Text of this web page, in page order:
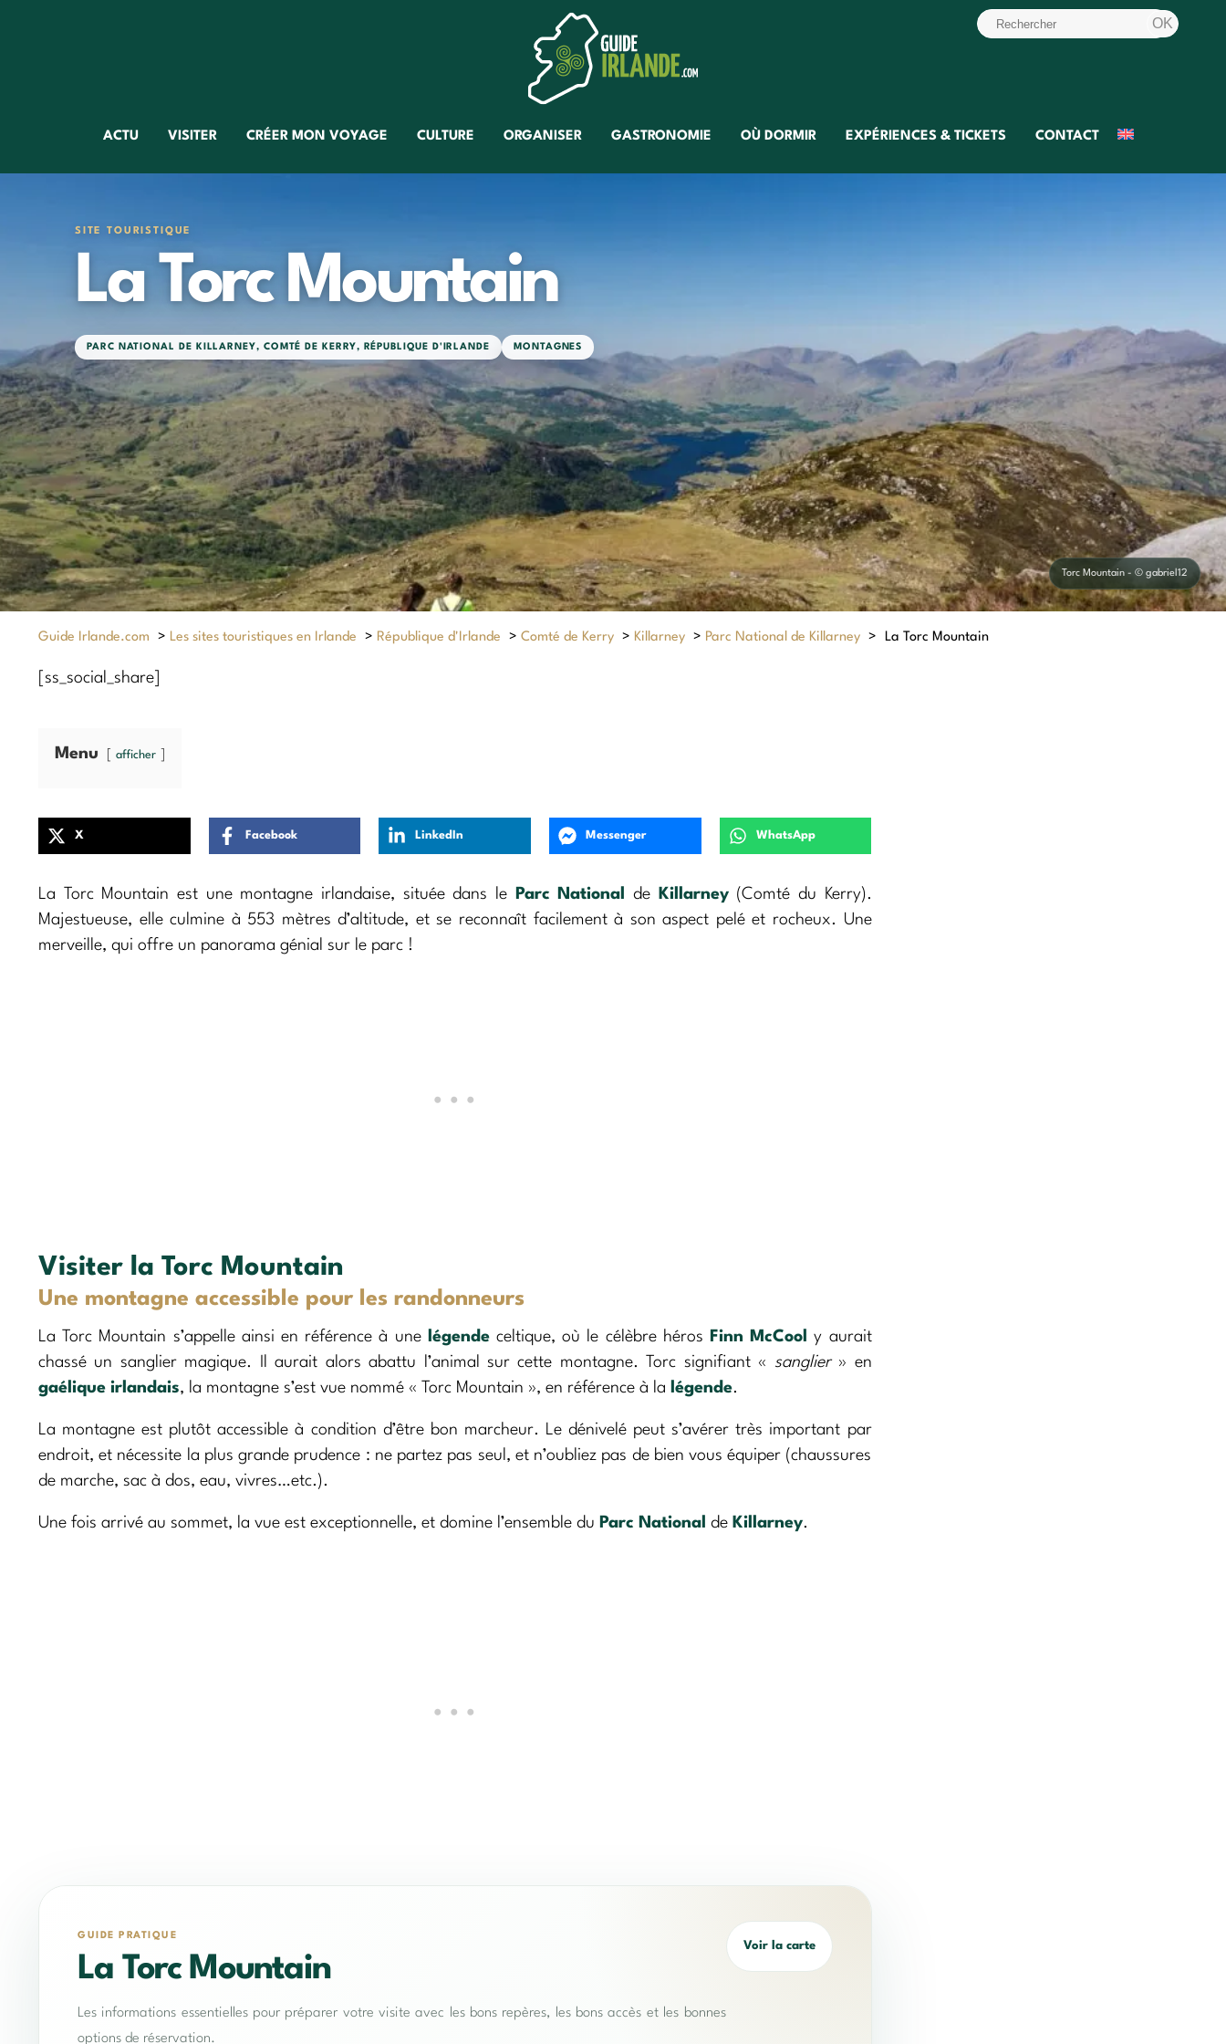
ACTU VISITER CRÉER MON VOYAGE CULTURE ORGANISER GASTRONOMIE OÙ DORMIR EXPÉRIENCES & TICKETS CONTACT
SITE TOURISTIQUE
La Torc Mountain
PARC NATIONAL DE KILLARNEY, COMTÉ DE KERRY, RÉPUBLIQUE D'IRLANDE MONTAGNES
Torc Mountain - © gabriel12
Guide Irlande.com > Les sites touristiques en Irlande > République d'Irlande > Comté de Kerry > Killarney > Parc National de Killarney > La Torc Mountain
[ss_social_share]
Menu afficher
X Facebook LinkedIn Messenger WhatsApp
La Torc Mountain est une montagne irlandaise, située dans le Parc National de Killarney(Comté du Kerry).
Majestueuse, elle culmine à 553 mètres d’altitude, et se reconnaît facilement à son aspect pelé et rocheux. Une
merveille, qui offre un panorama génial sur le parc !
Visiter la Torc Mountain
Une montagne accessible pour les randonneurs
La Torc Mountain s’appelle ainsi en référence à une légendeceltique, où le célèbre héros Finn McCool
y aurait
chassé un sanglier magique. Il aurait alors abattu l’animal sur cette montagne. Torc signifiant « sanglier» en
gaélique irlandais, la montagne s’est vue nommé « Torc Mountain », en référence à la légende.
La montagne est plutôt accessible à condition d’être bon marcheur. Le dénivelé peut s’avérer très important par
endroit, et nécessite la plus grande prudence : ne partez pas seul, et n’oubliez pas de bien vous équiper (chaussures
de marche, sac à dos, eau, vivres…etc.).
Une fois arrivé au sommet, la vue est exceptionnelle, et domine l’ensemble du Parc National de Killarney.
GUIDE PRATIQUE
La Torc Mountain
Les informations essentielles pour préparer votre visite avec les bons repères, les bons accès et les bonnes
options de réservation.
Voir la carte